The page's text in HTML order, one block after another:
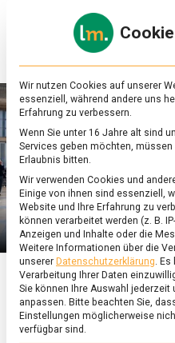
ERNÄHRUNG &
Es grünt
Wir nutzen Cookies auf unserer
essenziell, während andere uns
Erfahrung zu verbessern.
Wenn Sie unter 16 Jahre alt sind
Services geben möchten,
Erlaubnis bitten.
Wir verwenden Cookies und
Einige von ihnen sind essenziell,
Website und Ihre Erfahrung zu
können verarbeitet werden (z. B.
Anzeigen und Inhalte oder die
Weitere Informationen über die
unserer Datenschutzerklärung. Es
Verarbeitung Ihrer Daten
Sie können Ihre Auswahl jederzeit
anpassen. Bitte beachten Sie,
Einstellungen möglicherweise
verfügbar sind.